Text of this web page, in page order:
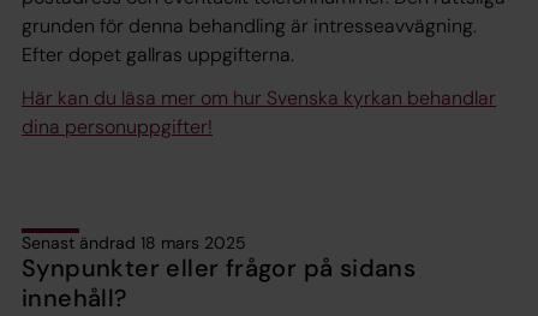
grunden för denna behandling är intresseavvägning.
Efter dopet gallras uppgifterna.
Här kan du läsa mer om hur Svenska kyrkan behandlar
dina personuppgifter!
Senast ändrad 18 mars 2025
Synpunkter eller frågor på sidans
innehåll?